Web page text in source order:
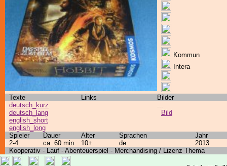
Kommun
Intera
Texte Links
Bilder
deutsch_kurz
deutsch_lang
english_short
english_long
...
Bild
Spieler Dauer Alter Sprachen
Jahr
2-4
ca. 60 min 10+ de
2013
Kooperativ - Lauf - Abenteuerspiel - Merchandising / Lizenz Thema